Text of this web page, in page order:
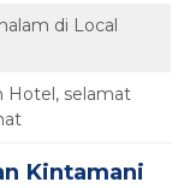
di Local
Hotel, selamat
Kintamani